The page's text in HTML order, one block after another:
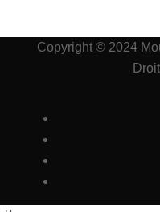
Copyright © 2024